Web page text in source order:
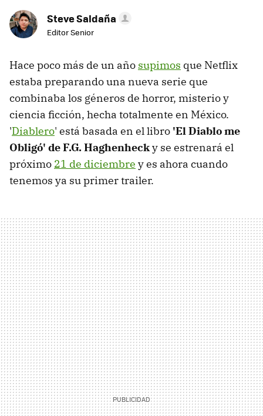
Steve Saldaña
Editor Senior
Hace poco más de un año supimos que Netflix
estaba preparando una nueva serie que
combinaba los géneros de horror, misterio y
ciencia ficción, hecha totalmente en México.
'Diablero' está basada en el libro 'El Diablo me
Obligó' de F.G. Haghenhecky se estrenará el
próximo 21 de diciembre y es ahora cuando
tenemos ya su primer trailer.